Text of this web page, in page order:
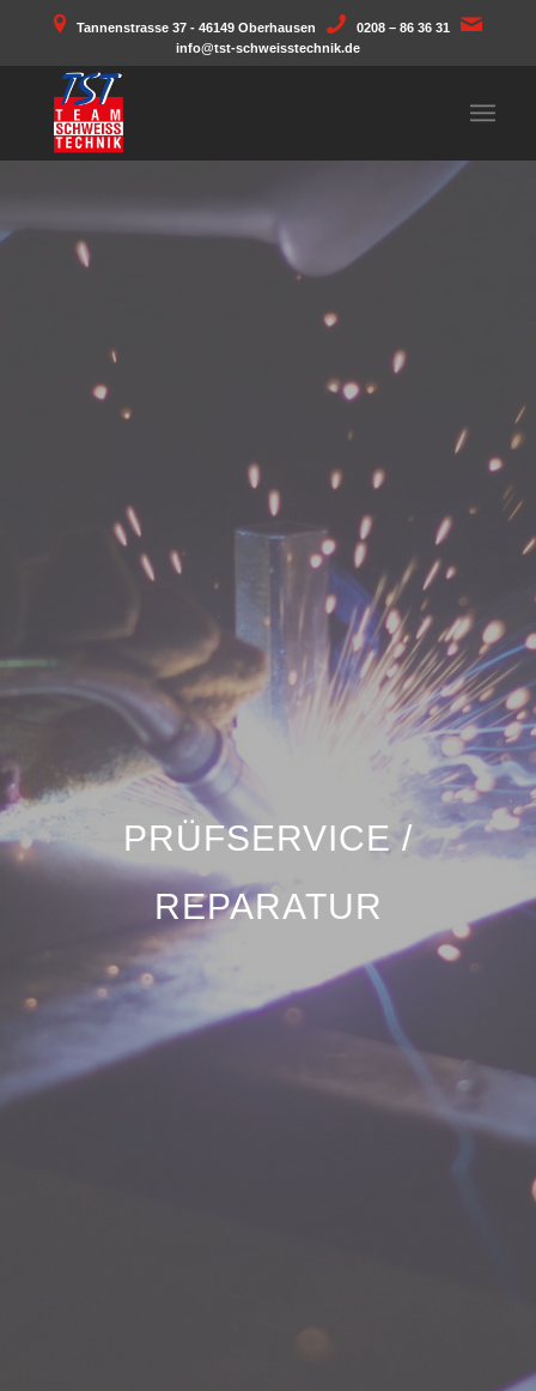
Tannenstrasse 37 - 46149 Oberhausen
0208 – 86 36 31
info@tst-schweisstechnik.de
PRÜFSERVICE /
REPARATUR